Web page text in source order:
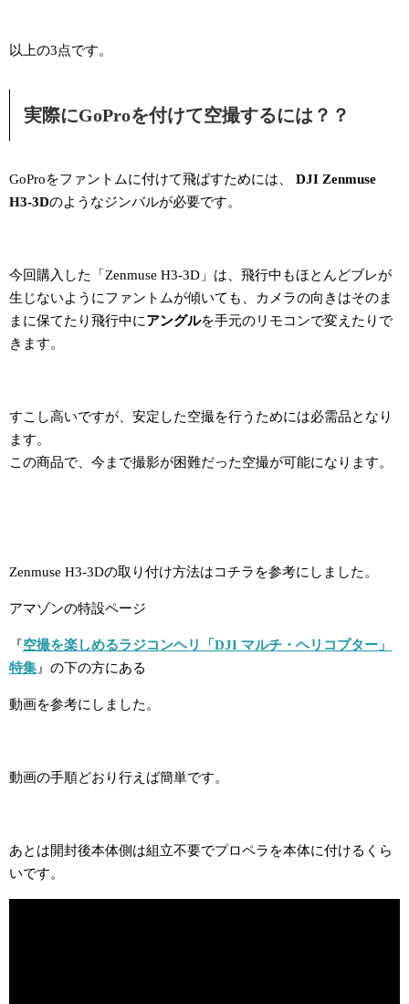
以上の3点です。
実際にGoProを付けて空撮するには？？
GoProをファントムに付けて飛ばすためには、
DJI Zenmuse
H3-3Dのようなジンバルが必要です。
今回購入した「Zenmuse H3-3D」は、飛行中もほとんどブレが
生じないようにファントムが傾いても、カメラの向きはそのま
まに保てたり飛行中にアングルを手元のリモコンで変えたりで
きます。
すこし高いですが、安定した空撮を行うためには必需品となり
ます。
この商品で、今まで撮影が困難だった空撮が可能になります。
Zenmuse H3-3Dの取り付け方法はコチラを参考にしました。
アマゾンの特設ページ
『空撮を楽しめるラジコンヘリ「DJI マルチ・ヘリコプター」
特集 』の下の方にある
動画を参考にしました。
動画の手順どおり行えば簡単です。
あとは開封後本体側は組立不要でプロペラを本体に付けるくら
いです。